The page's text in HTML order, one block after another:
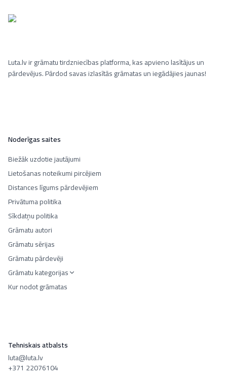
Luta.lv ir grāmatu tirdzniecības platforma, kas apvieno lasītājus un
pārdevējus. Pārdod savas izlasītās grāmatas un iegādājies jaunas!
Noderīgas saites
Biežāk uzdotie jautājumi
Lietošanas noteikumi pircējiem
Distances līgums pārdevējiem
Privātuma politika
Sīkdatņu politika
Grāmatu autori
Grāmatu sērijas
Grāmatu pārdevēji
Grāmatu kategorijas
Kur nodot grāmatas
Tehniskais atbalsts
luta@luta.lv
+371 22076104